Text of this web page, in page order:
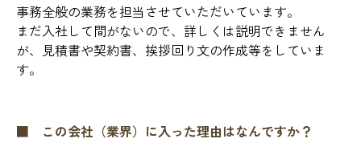
事務全般の業務を担当させていただいています。
まだ入社して間がないので、詳しくは説明できません
が、見積書や契約書、挨拶回り文の作成等をしていま
す。
■ この会社（業界）に入った理由はなんですか？